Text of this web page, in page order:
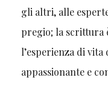
gli altri, alle
pregio; la scrittura
l’esperienza di
appassionante e